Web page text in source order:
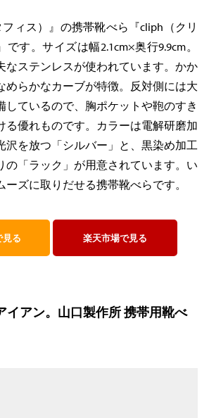
フィス）』の携帯靴べら『cliph（クリ
です。サイズは幅2.1cm×奥行9.9cm。
なステンレスが使われています。かか
めらかなカーブが特徴。反対側には大
しているので、胸ポケットや鞄のすき
る優れものです。カラーは電解研磨加
沢を放つ「シルバー」と、黒染め加工
の「ラック」が用意されています。い
ーズに取りだせる携帯靴べらです。
見る 楽天市場で見る
イアン。山口製作所 携帯用靴べ